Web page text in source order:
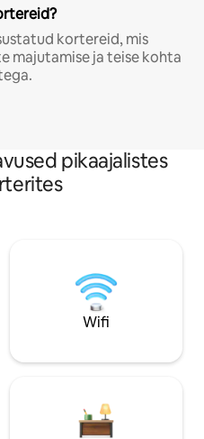
kortereid, mis
majutamise ja teise kohta
pikaajalistes
Wifi